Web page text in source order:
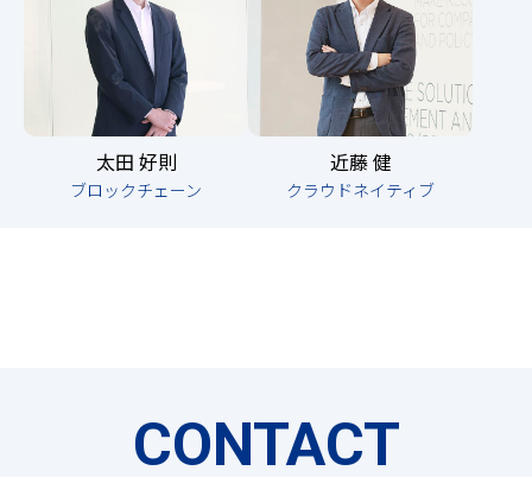
太田 好則
ブロックチェーン
近藤 健
クラウドネイティブ
CONTACT